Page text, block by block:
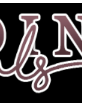
ogni libro letto può
l'esempio che ho
horror sulle sirene
ho già
lista . Non importa
come lettore,
Come